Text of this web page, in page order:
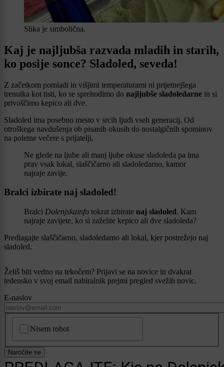
Slika je simbolična.
Kaj je najljubša razvada mladih in starih,
ko posije sonce? Sladoled, seveda!
Z začetkom pomladi in višjimi temperaturami ni prijetnejšega
trenutka kot tisti, ko se sprehodimo do najljubše sladoledarne in si
privoščimo kepico ali dve.
Sladoled ima posebno mesto v srcih ljudi vseh generacij. Od
otroškega navdušenja ob pisanih okusih do nostalgičnih spominov
na poletne večere s prijatelji.
Ne glede na ljube ali manj ljube okuse sladoleda pa ima
prav vsak lokal, slaščičarno ali sladoledarno, kamor
najraje zavije.
Bralci izbirate naj sladoled!
Bralci Dolenjskainfo tokrat izbirate naj sladoled. Kam
najraje zavijete, ko si zaželite kepico ali dve sladoleda?
Predlagajte slaščičarno, sladoledarno ali lokal, kjer postrežejo naj
sladoled.
Želiš biti vedno na tekočem? Prijavi se na novice in dvakrat
tedensko v svoj email nabiralnik prejmi pregled svežih novic.
E-naslov
Nisem robot
Naročite se